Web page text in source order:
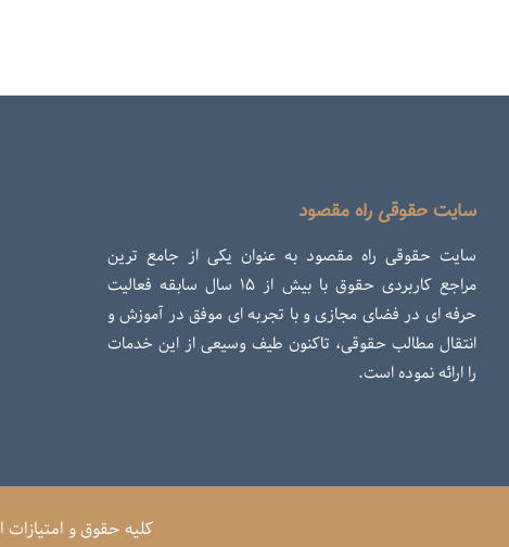
سایت حقوقی راه مقصود
سایت حقوقی راه مقصود به عنوان یکی از جامع ترین
مراجع کاربردی حقوق با بیش از ۱۵ سال سابقه فعالیت
حرفه ای در فضای مجازی و با تجربه ای موفق در آموزش و
انتقال مطالب حقوقی، تاکنون طیف وسیعی از این خدمات
را ارائه نموده است.
کلیه حقوق و